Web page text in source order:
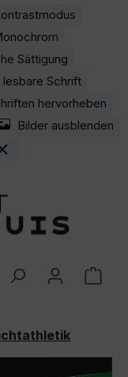
Sättigung
lesbare Schrift
hervorheben
Bilder ausblenden